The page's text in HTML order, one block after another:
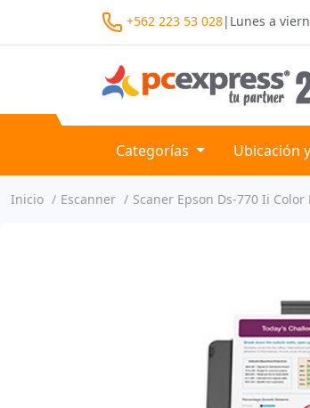
+562 223 53 028| Lunes a
Categorías Ubicación
Inicio Escanner Scaner Epson Ds-770 Ii